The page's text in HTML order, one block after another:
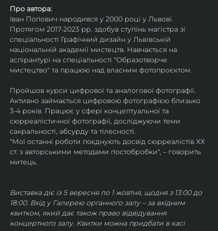
Про автора:
Іван Попович народився у 2000 році у Львові.
Протягом 2017-2023 рр. здобув ступінь магістра зі
спеціальності Графічний дизайн у Львівській
національній академії мистецтв. Навчається на
аспірантурі на спеціальності "Образотворче
мистецтво" та працюю над власним фотопроєктом.
Пройшов курси цифрової та аналогової фотографії.
Активно займається цифровою фотографією близько
3-4 років. Працює у сфері концептуальної та
сюрреалістичної фотографії, досліджуючи теми
сакральності, абсурду та тілесності.
"Мої останні роботи поєднують досвід сюрреалістів ХХ
ст. з авторськими методами постобробки", – говорить
митець.
Виставка діє із 5 вересня по 1 жовтня, щодня з 13:00 до
18:00. Вхід у Галерею органного залу – за вхідним
квитком, який дає також право відвідування
концертного залу. Квитки можна придбати в касі